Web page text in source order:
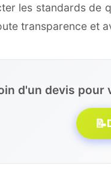
les standards de
transparence et
d'un devis pour
📝